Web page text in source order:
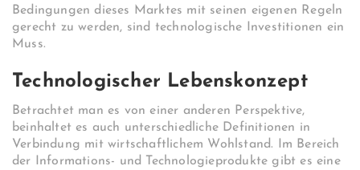
Bedingungen dieses Marktes mit seinen eigenen Regeln
gerecht zu werden, sind technologische Investitionen ein
Muss.
Technologischer Lebenskonzept
Betrachtet man es von einer anderen Perspektive,
beinhaltet es auch unterschiedliche Definitionen in
Verbindung mit wirtschaftlichem Wohlstand. Im Bereich
der Informations- und Technologieprodukte gibt es eine